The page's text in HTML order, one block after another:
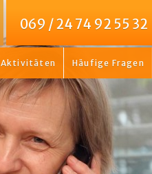
069 / 24 74 92 55 32
Aktivitäten Häufige Fragen